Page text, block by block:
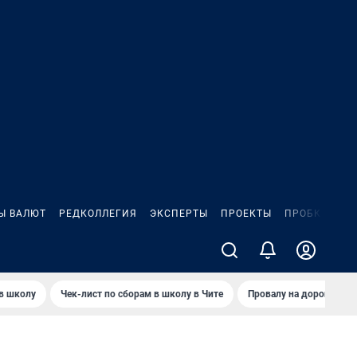
ВАЛЮТ РЕДКОЛЛЕГИЯ ЭКСПЕРТЫ ПРОЕКТЫ ПРОБКИ
школу Чек-лист по сборам в школу в Чите Провалу на дороге